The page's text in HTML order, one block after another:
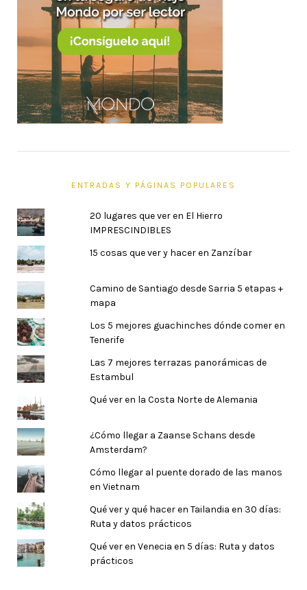
ENTRADAS Y PÁGINAS POPULARES
20 lugares que ver en El Hierro
IMPRESCINDIBLES
15 cosas que ver y hacer en Zanzíbar
Camino de Santiago desde Sarria 5 etapas +
mapa
Los 5 mejores guachinches dónde comer en
Tenerife
Las 7 mejores terrazas panorámicas de
Estambul
Qué ver en la Costa Norte de Alemania
¿Cómo llegar a Zaanse Schans desde
Amsterdam?
Cómo llegar al puente dorado de las manos
en Vietnam
Qué ver y qué hacer en Tailandia en 30 días:
Ruta y datos prácticos
Qué ver en Venecia en 5 días: Ruta y datos
prácticos